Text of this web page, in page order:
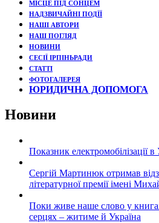
МІСЦЕ ПІД СОНЦЕМ
НАДЗВИЧАЙНІ ПОДЇЇ
НАШІ АВТОРИ
НАШ ПОГЛЯД
НОВИНИ
СЕСІЇ ІРПІНЬРАДИ
СТАТТІ
ФОТОГАЛЕРЕЯ
ЮРИДИЧНА ДОПОМОГА
Новини
Показник електромобілізації в
Сергій Мартинюк отримав
літературної премії імені
Поки живе наше слово у
серцях – житиме й Україна